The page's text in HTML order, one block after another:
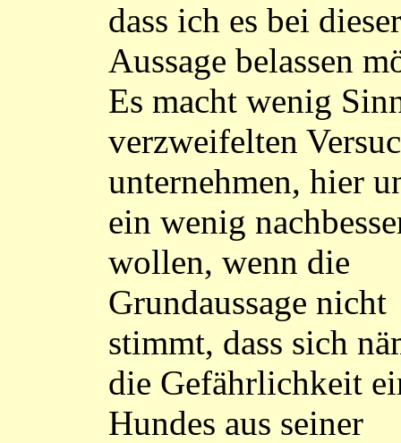
dass ich es bei dieser
Aussage belassen
Es macht wenig
verzweifelten
unternehmen, hier
ein wenig
wollen, wenn die
Grundaussage nicht
stimmt, dass sich
die Gefährlichkeit
Hundes aus seiner